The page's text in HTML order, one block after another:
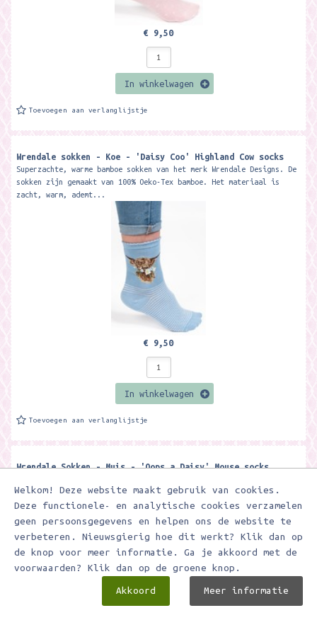
Welkom! Deze website maakt gebruik van cookies.
Deze functionele- en analytische cookies verzamelen
geen persoonsgegevens en helpen ons de website te
verbeteren. Nieuwsgierig hoe dit werkt? Klik dan op
de knop voor meer informatie. Ga je akkoord met de
voorwaarden? Klik dan op de groene knop.
Akkoord Meer informatie
€ 9,50
In winkelwagen
Toevoegen aan verlanglijstje
Wrendale sokken - Koe - 'Daisy Coo' Highland Cow socks
Superzachte, warme bamboe sokken van het merk Wrendale Designs. De
sokken zijn gemaakt van 100% Oeko-Tex bamboe. Het materiaal is
zacht, warm, ademt...
€ 9,50
In winkelwagen
Toevoegen aan verlanglijstje
Wrendale Sokken - Muis - 'Oops a Daisy' Mouse socks
sokken zijn gemaakt van 100% Oeko-Tex bamboe. Het materiaal is
zacht, warm, ademt...